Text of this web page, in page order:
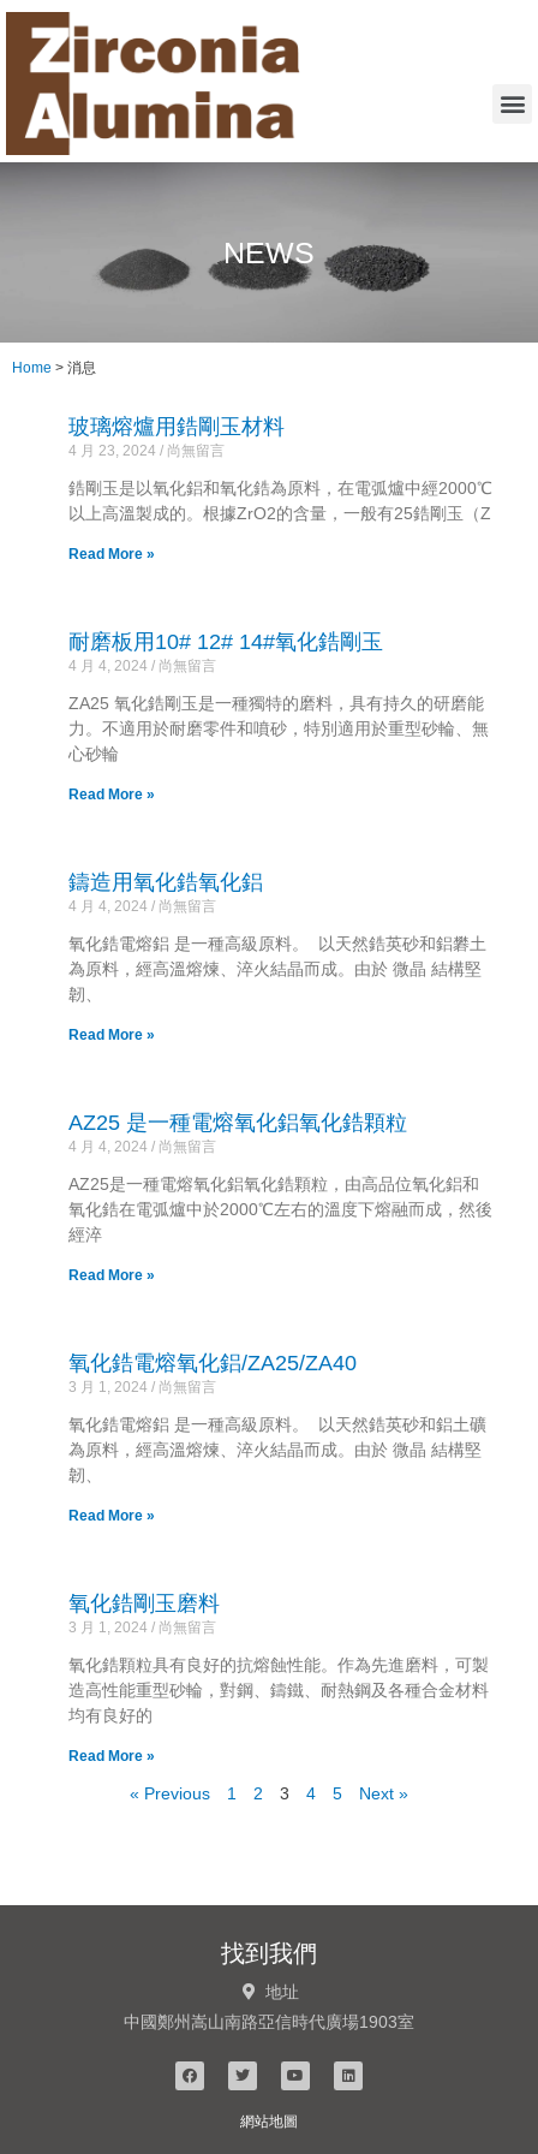
NEWS
Home > 消息
玻璃熔爐用鋯剛玉材料
4 月 23, 2024 尚無留言
鋯剛玉是以氧化鋁和氧化鋯為原料，在電弧爐中經2000℃
以上高溫製成的。根據ZrO2的含量，一般有25鋯剛玉（Z
Read More »
耐磨板用10# 12# 14#氧化鋯剛玉
4 月 4, 2024 尚無留言
ZA25 氧化鋯剛玉是一種獨特的磨料，具有持久的研磨能
力。不適用於耐磨零件和噴砂，特別適用於重型砂輪、無
心砂輪
Read More »
鑄造用氧化鋯氧化鋁
4 月 4, 2024 尚無留言
氧化鋯電熔鋁 是一種高級原料。 以天然鋯英砂和鋁礬土
為原料，經高溫熔煉、淬火結晶而成。由於 微晶 結構堅
韌、
Read More »
AZ25 是一種電熔氧化鋁氧化鋯顆粒
4 月 4, 2024 尚無留言
AZ25是一種電熔氧化鋁氧化鋯顆粒，由高品位氧化鋁和
氧化鋯在電弧爐中於2000℃左右的溫度下熔融而成，然後
經淬
Read More »
氧化鋯電熔氧化鋁/ZA25/ZA40
3 月 1, 2024 尚無留言
氧化鋯電熔鋁 是一種高級原料。 以天然鋯英砂和鋁土礦
為原料，經高溫熔煉、淬火結晶而成。由於 微晶 結構堅
韌、
Read More »
氧化鋯剛玉磨料
3 月 1, 2024 尚無留言
氧化鋯顆粒具有良好的抗熔蝕性能。作為先進磨料，可製
造高性能重型砂輪，對鋼、鑄鐵、耐熱鋼及各種合金材料
均有良好的
Read More »
« Previous 1 2 3 4 5 Next »
找到我們
地址
中國鄭州嵩山南路亞信時代廣場1903室
網站地圖